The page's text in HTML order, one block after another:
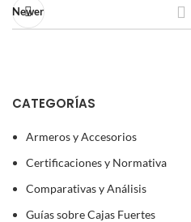
Newer
CATEGORÍAS
Armeros y Accesorios
Certificaciones y Normativa
Comparativas y Análisis
Guías sobre Cajas Fuertes